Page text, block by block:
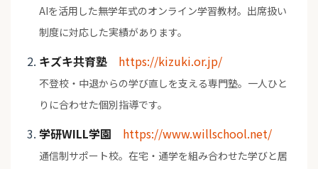
AIを活用した無学年式のオンライン学習教材。出席扱い
制度に対応した実績があります。
キズキ共育塾 https://kizuki.or.jp/
不登校・中退からの学び直しを支える専門塾。一人ひと
りに合わせた個別指導です。
学研WILL学園 https://www.willschool.net/
通信制サポート校。在宅・通学を組み合わせた学びと居